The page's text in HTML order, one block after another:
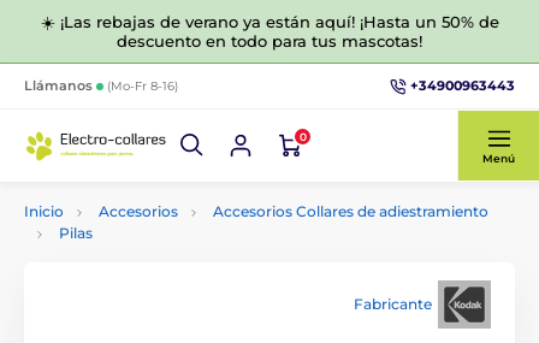
☀️ ¡Las rebajas de verano ya están aquí! ¡Hasta un 50% de
descuento en todo para tus mascotas!
Llámanos (Mo-Fr 8-16) +34900963443
0
Menú
Inicio Accesorios
Accesorios Collares de adiestramiento
Pilas
Fabricante